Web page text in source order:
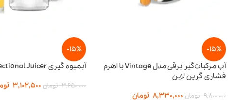
آب مرکبات‌گیر برقی مدل Vintage با اهرم
تومان
آبمیوه گیری BI-Directional Juicer پرودو
3,102,500 تومان